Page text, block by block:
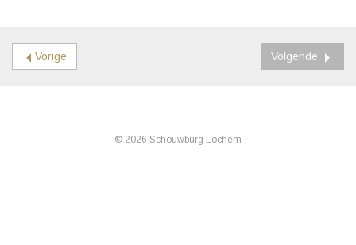
Vorige Volgende
© 2026 Schouwburg Lochem